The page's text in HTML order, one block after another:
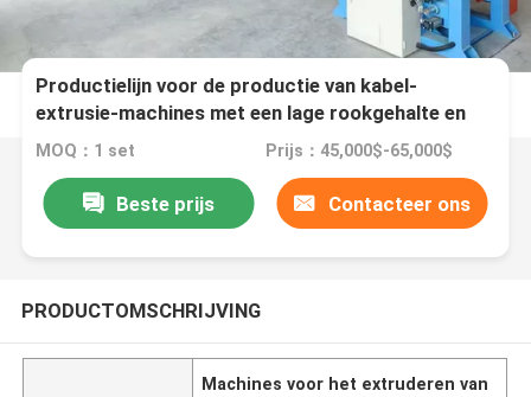
Productielijn voor de productie van kabel-
extrusie-machines met een lage rookgehalte en
geen halogeen 80
MOQ：1 set Prijs：45,000$-65,000$
Beste prijs Contacteer ons
PRODUCTOMSCHRIJVING
Machines voor het extruderen van